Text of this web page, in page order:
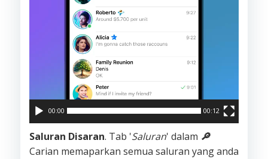
00:00 00:12
Saluran Disaran. Tab 'Saluran' dalam 🔎
Carian memaparkan semua saluran yang anda